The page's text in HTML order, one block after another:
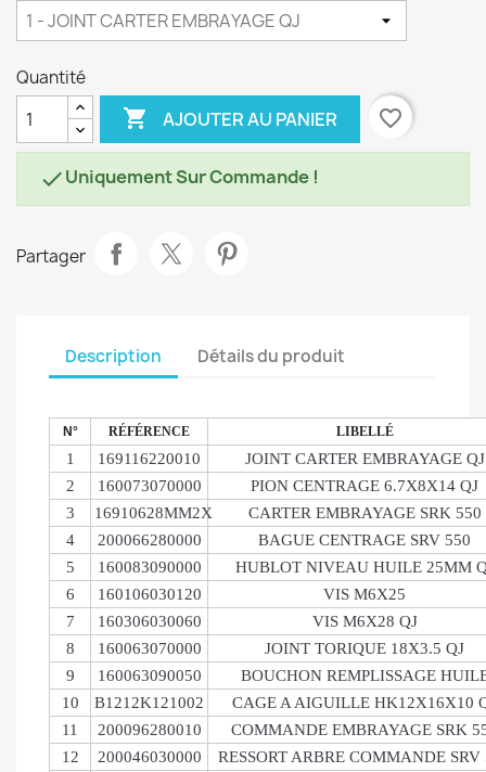
Quantité
 AJOUTER AU PANIER favorite_border
Uniquement Sur Commande !
Partager
Description Détails du produit
N° RÉFÉRENCE LIBELLÉ
1 169116220010
JOINT CARTER EMBRAYAGE QJ
2
160073070000
PION CENTRAGE 6.7X8X14 QJ
3
16910628MM2X
CARTER EMBRAYAGE SRK 550
4
200066280000
BAGUE CENTRAGE SRV 550
5
160083090000
HUBLOT NIVEAU HUILE 25MM
6
160106030120
VIS M6X25
7
160306030060
VIS M6X28 QJ
8
160063070000
JOINT TORIQUE 18X3.5 QJ
9
160063090050
BOUCHON REMPLISSAGE
10
B1212K121002
CAGE A AIGUILLE HK12X16X10
11
200096280010
COMMANDE EMBRAYAGE SRK
12
200046030000
RESSORT ARBRE COMMANDE SRV